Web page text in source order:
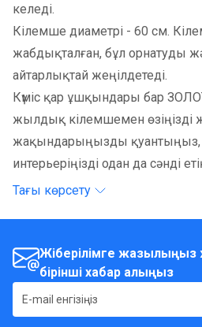
келеді.
Кілемше диаметрі - 60 см.
жабдықталған, бұл орнатуды
айтарлықтай жеңілдетеді.
Күміс қар ұшқындары бар
жылдық кілемшемен өзіңізді
жақындарыңызды қуантыңыз,
интерьеріңізді одан да сәнді
Тағы көрсету
Жіберілімге жазылыңыз
бірінші хабар алыңыз